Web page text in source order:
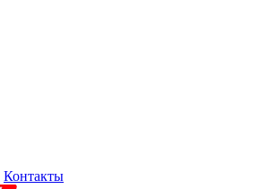
Контакты